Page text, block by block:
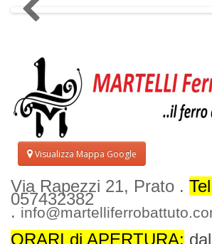
Visualizza Mappa Google
Via Rapezzi 21, Prato .
057432382
.
ORARI di APERTURA: